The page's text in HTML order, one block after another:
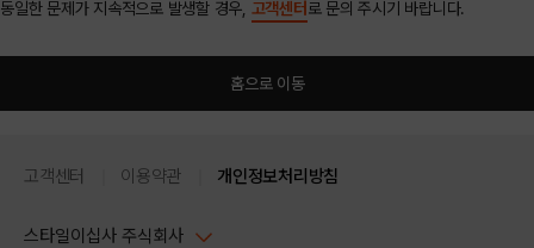
동일한 문제가 지속적으로 발생할 경우, 고객센터 로 문의 주시기 바랍니다.
홈으로 이동
고객센터 이용약관 개인정보처리방침
스타일이십사 주식회사